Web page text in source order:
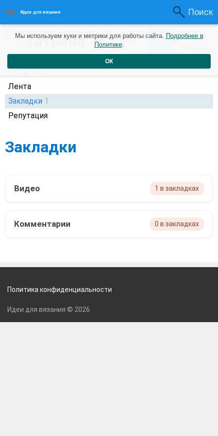
Идеи для вязания Поиск
Татьяна1 месяц назад 0 0
Профиль
Лента
Закладки 1
Репутация
Закладки
Видео 1 в закладках
Комментарии 0 в закладках
Мы используем куки и метрики для работы сайта. Подробнее в
Политике.
ОК
Политика конфиденциальности
Идеи для вязания © 2026